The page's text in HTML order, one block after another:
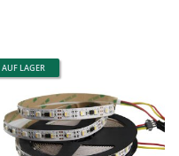
AUF LAGER